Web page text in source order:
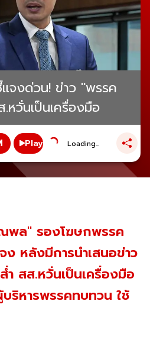
จงด่วน! ข่าว "พรรค
หวั่นเป็นเครื่องมือ
Play Loading...
พล" รองโฆษกพรรค
ง หลังมีการนำเสนอข่าว
ำ สส.หวั่นเป็นเครื่องมือ
ริหารพรรคทบทวน ใช้